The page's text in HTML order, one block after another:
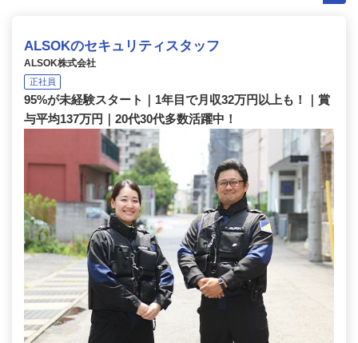
ALSOKのセキュリティスタッフ
ALSOK株式会社
正社員
95%が未経験スタート｜1年目で月収32万円以上も！｜賞
与平均137万円｜20代30代多数活躍中！